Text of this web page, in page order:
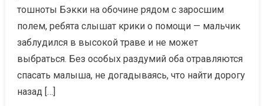
тошноты Бэкки на обочине рядом с заросшим
полем, ребята слышат крики о помощи — мальчик
заблудился в высокой траве и не может
выбраться. Без особых раздумий оба отравляются
спасать малыша, не догадываясь, что найти дорогу
назад […]